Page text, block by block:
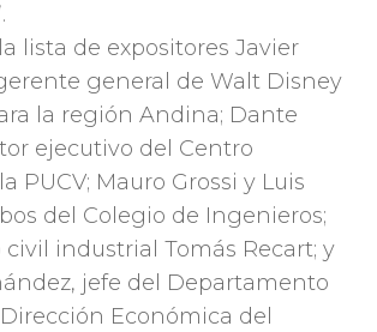
lista de expositores Javier
general de Walt Disney
la región Andina; Dante
ejecutivo del Centro
PUCV; Mauro Grossi y Luis
del Colegio de Ingenieros;
industrial Tomás Recart; y
jefe del Departamento
Económica del